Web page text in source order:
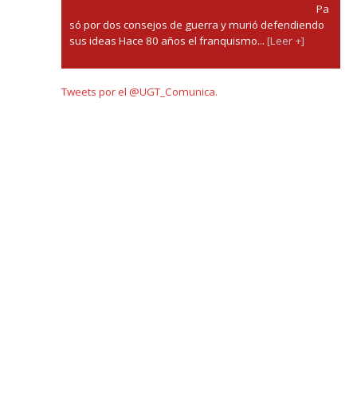
Pa
só por dos consejos de guerra y murió defendiendo
sus ideas Hace 80 años el franquismo... [Leer +]
Tweets por el @UGT_Comunica.